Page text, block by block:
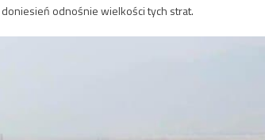
odnośnie wielkości tych strat.